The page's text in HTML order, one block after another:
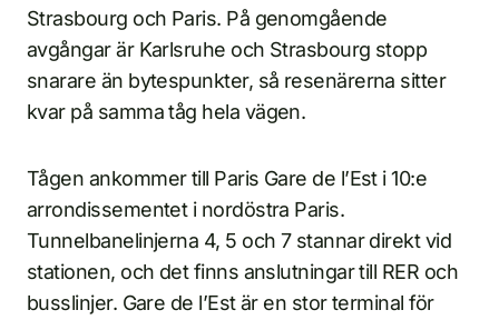
Strasbourg och Paris. På genomgående
avgångar är Karlsruhe och Strasbourg stopp
snarare än bytespunkter, så resenärerna sitter
kvar på samma tåg hela vägen.
Tågen ankommer till Paris Gare de l’Est i 10:e
arrondissementet i nordöstra Paris.
Tunnelbanelinjerna 4, 5 och 7 stannar direkt vid
stationen, och det finns anslutningar till RER och
busslinjer. Gare de l’Est är en stor terminal för